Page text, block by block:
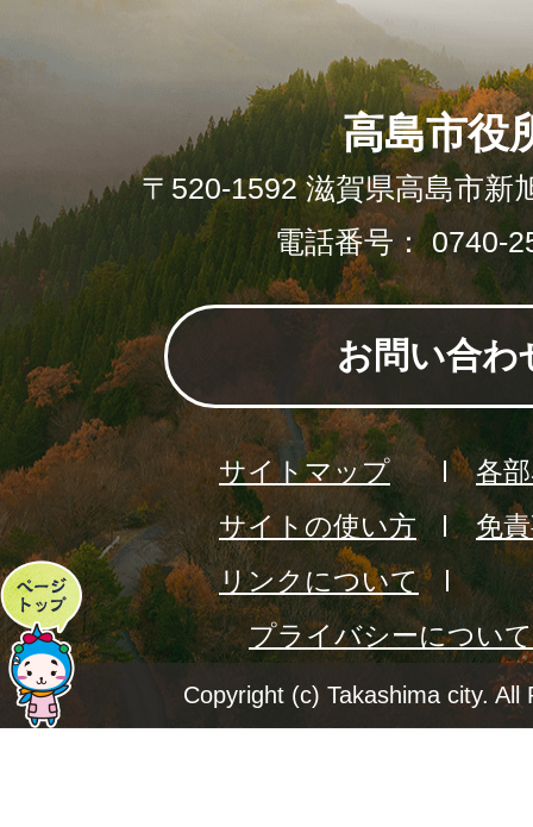
ペ
ー
ジ
高島市役
〒520-1592 滋賀県高島市新
電話番号： 0740-
お問い合わ
サイトマップ
各
サイトの使い方
免
リンクについて
プライバシーについて
Copyright (c) Takashima city. All